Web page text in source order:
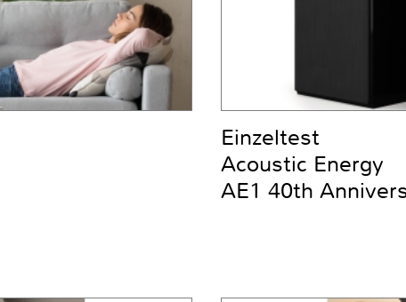
Einzeltest
Acoustic Energy
AE1 40th